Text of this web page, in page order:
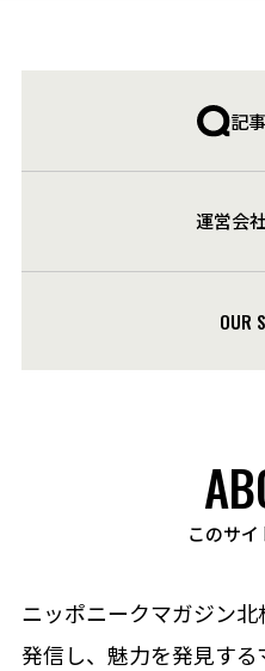
記
運営会
OUR
このサ
ニッポニークマガジン
発信し、魅力を発見す